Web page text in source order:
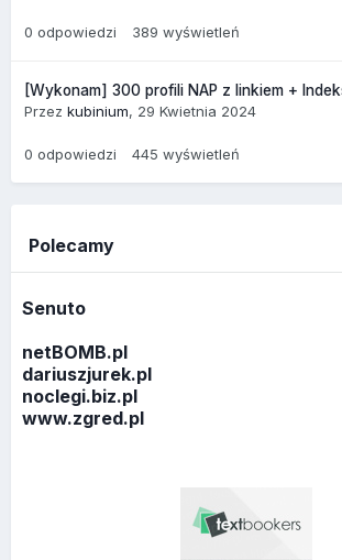
0 odpowiedzi 389 wyświetleń
[Wykonam] 300 profili NAP z linkiem +
Przez kubinium, 29 Kwietnia 2024
0 odpowiedzi 445 wyświetleń
Polecamy
Senuto
netBOMB.pl
dariuszjurek.pl
noclegi.biz.pl
www.zgred.pl